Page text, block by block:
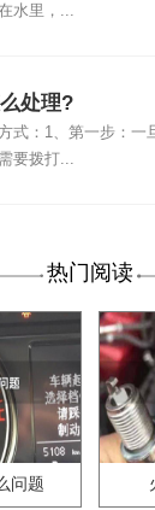
水里，...
处理?
式：1、第一步：一
要拨打...
热门阅读
问题